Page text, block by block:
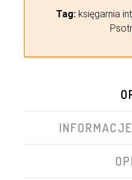
Tag: księgarnia